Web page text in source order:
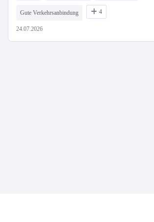
Gute Verkehrsanbindung 4
24.07.2026